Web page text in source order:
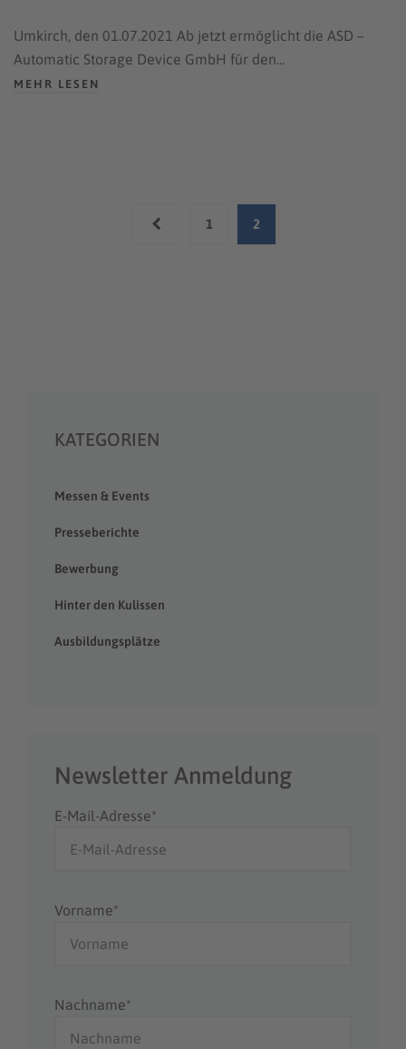
Umkirch, den 01.07.2021 Ab jetzt ermöglicht die ASD –
Automatic Storage Device GmbH für den…
MEHR LESEN
1 2
KATEGORIEN
Messen & Events
Presseberichte
Bewerbung
Hinter den Kulissen
Ausbildungsplätze
Newsletter Anmeldung
E-Mail-Adresse*
Vorname*
Nachname*